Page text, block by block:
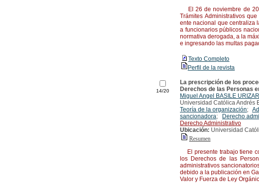
El 26 de noviembre de
Trámites Administrativos
ente nacional que centraliza
a funcionarios públicos
normativa derogada, a la
e ingresando las multas
Texto Completo
Perfil de la revista
14/20
La prescripción de los
Derechos de las Personas
Miguel Angel BASILE URIZAR
Universidad Católica Andrés
Teoría de la organización;
sancionadora; Derecho
Derecho Administrativo
Ubicación: Universidad
Resumen
El presente trabajo tiene
los Derechos de las
administrativos
debido a la publicación en
Valor y Fuerza de Ley